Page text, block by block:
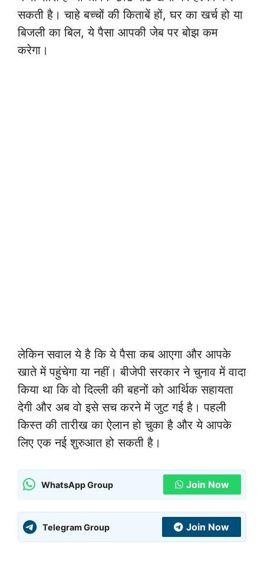
सकती है। चाहे बच्चों की किताबें हों, घर का खर्च हो या
बिजली का बिल, ये पैसा आपकी जेब पर बोझ कम
करेगा।
लेकिन सवाल ये है कि ये पैसा कब आएगा और आपके
खाते में पहुंचेगा या नहीं। बीजेपी सरकार ने चुनाव में वादा
किया था कि वो दिल्ली की बहनों को आर्थिक सहायता
देगी और अब वो इसे सच करने में जुट गई है। पहली
किस्त की तारीख का ऐलान हो चुका है और ये आपके
लिए एक नई शुरुआत हो सकती है।
WhatsApp Group Join Now
Telegram Group Join Now